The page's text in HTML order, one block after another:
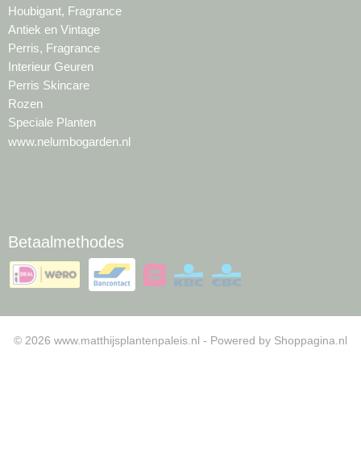
Houbigant, Fragrance
Antiek en Vintage
Perris, Fragrance
Interieur Geuren
Perris Skincare
Rozen
Speciale Planten
www.nelumbogarden.nl
Betaalmethodes
© 2026 www.matthijsplantenpaleis.nl - Powered by Shoppagina.nl